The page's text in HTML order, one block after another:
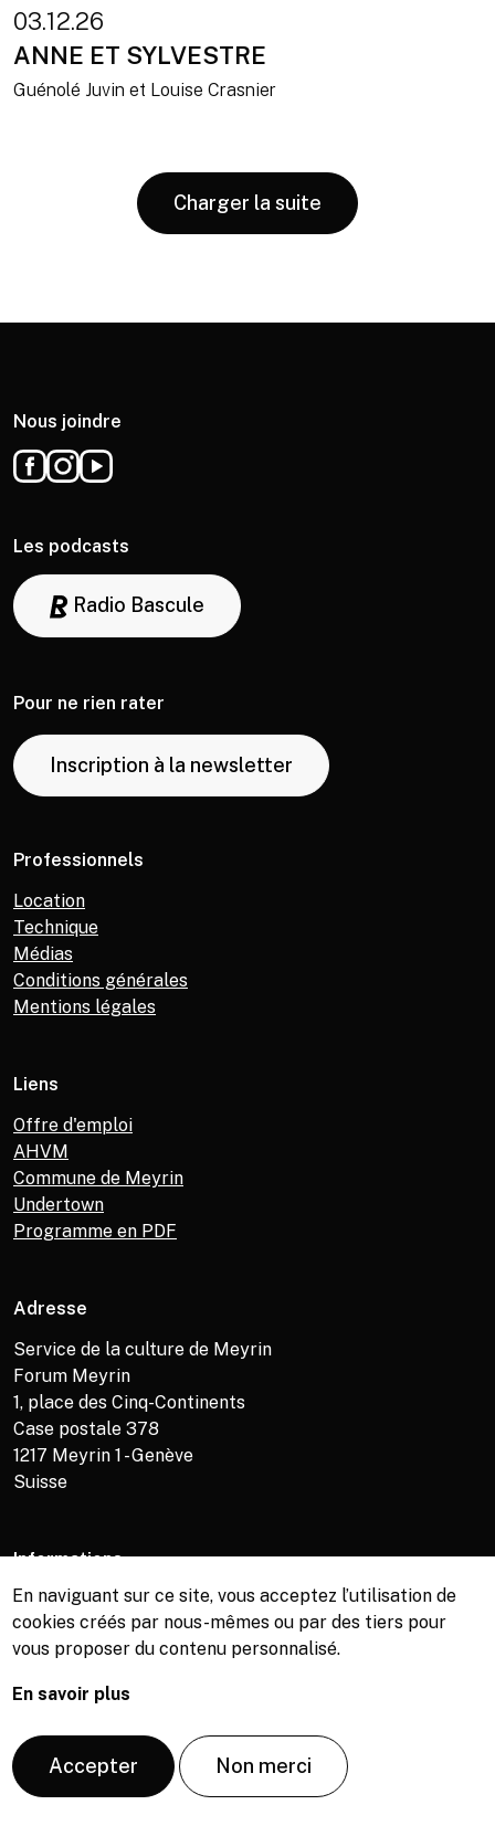
03.12.26
ANNE ET SYLVESTRE
Guénolé Juvin et Louise Crasnier
Charger la suite
Nous joindre
Les podcasts
Radio Bascule
Pour ne rien rater
Inscription à la newsletter
Professionnels
Location
Technique
Médias
Conditions générales
Mentions légales
Liens
Offre d'emploi
AHVM
Commune de Meyrin
Undertown
Programme en PDF
Adresse
Service de la culture de Meyrin
Forum Meyrin
1, place des Cinq-Continents
Case postale 378
1217 Meyrin 1 - Genève
Suisse
Informations
Service de la culture +41 (0)22 989 16 69
Billetterie +41 (0)22 989 34 34
Bibliothèque +41 (0)22 989 34 74
© Copyright, Service de la culture de Meyrin, 2026
En naviguant sur ce site, vous acceptez l’utilisation de
cookies créés par nous-mêmes ou par des tiers pour
vous proposer du contenu personnalisé.
En savoir plus
Accepter Non merci